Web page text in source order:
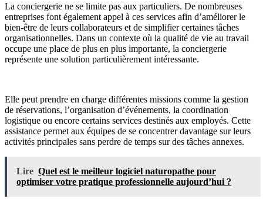
La conciergerie ne se limite pas aux particuliers. De nombreuses
entreprises font également appel à ces services afin d’améliorer le
bien-être de leurs collaborateurs et de simplifier certaines tâches
organisationnelles. Dans un contexte où la qualité de vie au travail
occupe une place de plus en plus importante, la conciergerie
représente une solution particulièrement intéressante.
Elle peut prendre en charge différentes missions comme la gestion
de réservations, l’organisation d’événements, la coordination
logistique ou encore certains services destinés aux employés. Cette
assistance permet aux équipes de se concentrer davantage sur leurs
activités principales sans perdre de temps sur des tâches annexes.
Lire Quel est le meilleur logiciel naturopathe pour
optimiser votre pratique professionnelle aujourd’hui ?